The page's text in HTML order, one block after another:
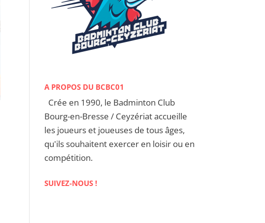
A PROPOS DU BCBC01
Crée en 1990, le Badminton Club
Bourg-en-Bresse / Ceyzériat accueille
les joueurs et joueuses de tous âges,
qu'ils souhaitent exercer en loisir ou en
compétition.
SUIVEZ-NOUS !